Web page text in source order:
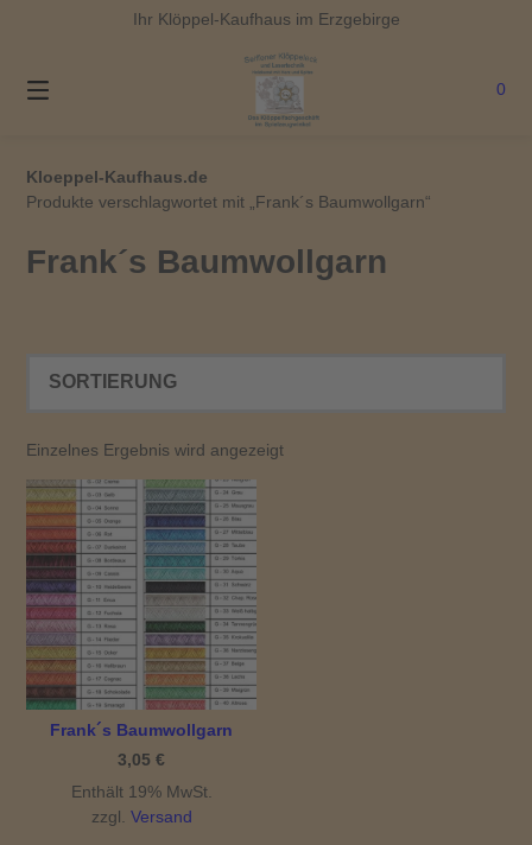
Ihr Klöppel-Kaufhaus im Erzgebirge
0
Kloeppel-Kaufhaus.de
Produkte verschlagwortet mit „Frank´s Baumwollgarn“
Frank´s Baumwollgarn
Einzelnes Ergebnis wird angezeigt
Dieses Produkt weist mehrere Varianten auf. Die Optionen können auf der Produktseite gewählt werden
Frank´s Baumwollgarn
3,05€
Enthält 19% MwSt.
zzgl. Versand